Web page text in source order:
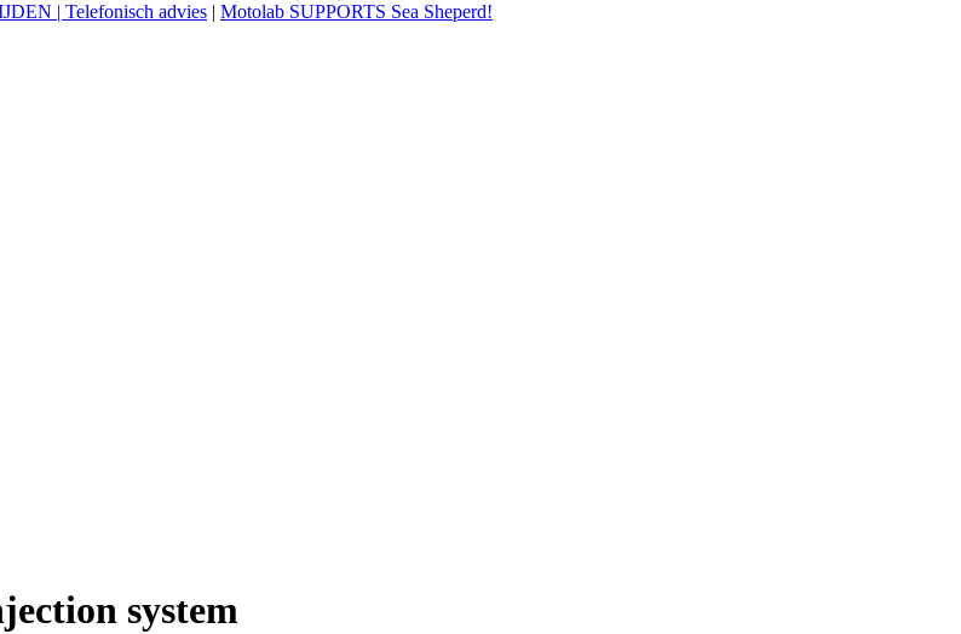
| Telefonisch advies | Motolab SUPPORTS Sea Sheperd!
system